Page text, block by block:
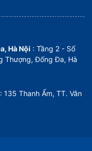
Hà Nội : Tầng 2 - Số
Thượng, Đống Đa, Hà
: 135 Thanh Ấm, TT. Vân